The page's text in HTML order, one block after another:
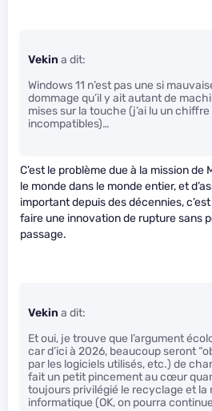
Vekin a dit:
Windows 11 n’est pas une si
dommage qu’il y ait autant de
mises sur la touche (j’ai lu un
incompatibles)…
C’est le problème due à la mission
le monde dans le monde entier, et
important depuis des décennies,
faire une innovation de rupture sans
passage.
Vekin a dit:
Et oui, je trouve que l’argument
car d’ici à 2026, beaucoup seront
par les logiciels utilisés, etc.) de
fait un petit pincement au cœur
toujours privilégié le recyclage et la
informatique (OK, on pourra